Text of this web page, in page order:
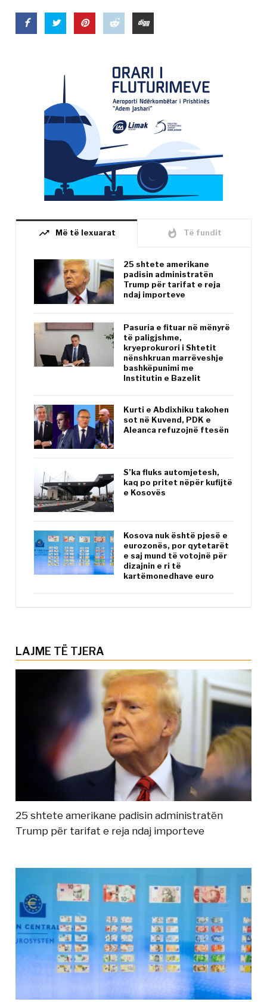
trending_up Më të lexuarat whatshot Të fundit
25 shtete amerikane
padisin administratën
Trump për tarifat e reja
ndaj importeve
Pasuria e fituar në mënyrë
të paligjshme,
kryeprokurori i Shtetit
nënshkruan marrëveshje
bashkëpunimi me
Institutin e Bazelit
Kurti e Abdixhiku takohen
sot në Kuvend, PDK e
Aleanca refuzojnë ftesën
S’ka fluks automjetesh,
kaq po pritet nëpër kufijtë
e Kosovës
Kosova nuk është pjesë e
eurozonës, por qytetarët
e saj mund të votojnë për
dizajnin e ri të
kartëmonedhave euro
LAJME TË TJERA
25 shtete amerikane padisin administratën
Trump për tarifat e reja ndaj importeve